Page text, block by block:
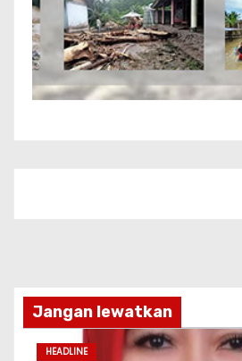
Jangan lewatkan
HEADLINE